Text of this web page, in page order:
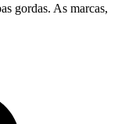
gordas. As marcas,